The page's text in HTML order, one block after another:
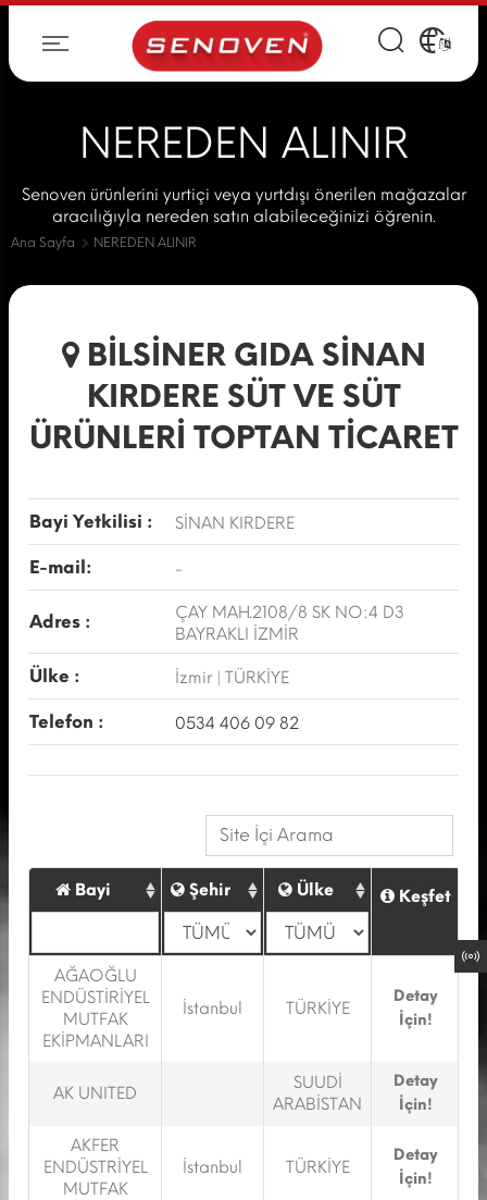
NEREDEN ALINIR
Senoven ürünlerini yurtiçi veya yurtdışı önerilen mağazalar
aracılığıyla nereden satın alabileceğinizi öğrenin.
Ana Sayfa NEREDEN ALINIR
BİLSİNER GIDA SİNAN
KIRDERE SÜT VE SÜT
ÜRÜNLERİ TOPTAN TİCARET
Bayi Yetkilisi : SİNAN KIRDERE
E-mail: -
Adres :
ÇAY MAH.2108/8 SK NO:4 D3
BAYRAKLI İZMİR
Ülke : İzmir | TÜRKİYE
Telefon : 0534 406 09 82
Bayi Şehir Ülke Keşfet
AĞAOĞLU
ENDÜSTİRİYEL
MUTFAK
EKİPMANLARI
İstanbul TÜRKİYE
Detay
İçin!
AK UNITED
SUUDİ
ARABİSTAN
Detay
İçin!
AKFER
ENDÜSTRİYEL
MUTFAK
İstanbul TÜRKİYE
Detay
İçin!